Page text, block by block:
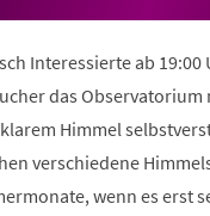
Interessierte ab 19:00
das Observatorium
Himmel
verschiedene
wenn es erst